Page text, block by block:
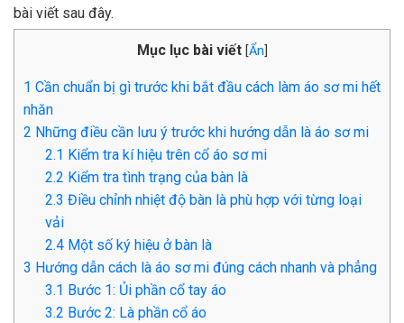
bài viết sau đây.
Mục lục bài viết [Ẩn
1 Cần chuẩn bị gì trước khi bắt đầu cách làm áo sơ mi hết
nhăn
2 Những điều cần lưu ý trước khi hướng dẫn là áo sơ mi
2.1 Kiểm tra kí hiệu trên cổ áo sơ mi
2.2 Kiểm tra tình trạng của bàn là
2.3 Điều chỉnh nhiệt độ bàn là phù hợp với từng loại
vải
2.4 Một số ký hiệu ở bàn là
3 Hướng dẫn cách là áo sơ mi đúng cách nhanh và phẳng
3.1 Bước 1: Ủi phần cổ tay áo
3.2 Bước 2: Là phần cổ áo